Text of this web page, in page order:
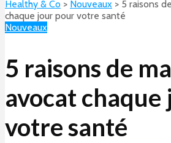
Healthy & Co > Nouveaux > 5 raisons
chaque jour pour votre santé
Nouveaux
5 raisons de
avocat
votre santé